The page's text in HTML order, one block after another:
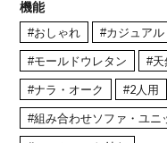
機能
#おしゃれ #カジュアル
#モールドウレタン #天
#ナラ・オーク #2人用
#組み合わせソファ・ユニ